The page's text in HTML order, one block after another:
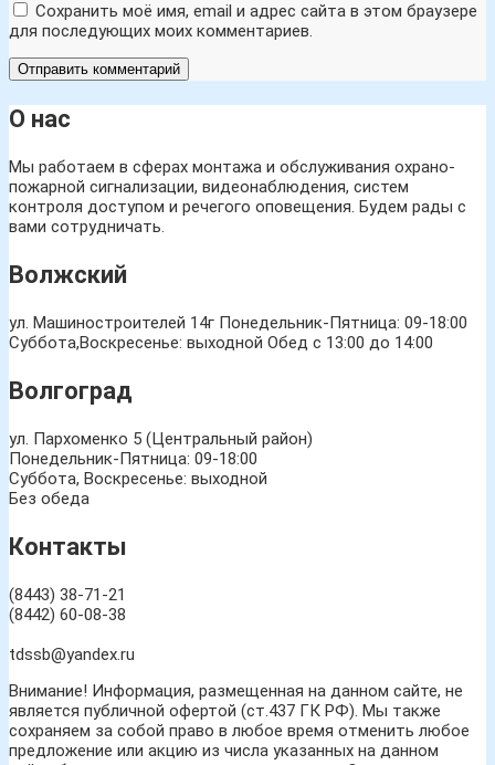
Сохранить моё имя, email и адрес сайта в этом браузере
для последующих моих комментариев.
О нас
Мы работаем в сферах монтажа и обслуживания охрано-
пожарной сигнализации, видеонаблюдения, систем
контроля доступом и речегого оповещения. Будем рады с
вами сотрудничать.
Волжский
ул. Машиностроителей 14г Понедельник-Пятница: 09-18:00
Суббота,Воскресенье: выходной Обед с 13:00 до 14:00
Волгоград
ул. Пархоменко 5 (Центральный район)
Понедельник-Пятница: 09-18:00
Суббота, Воскресенье: выходной
Без обеда
Контакты
(8443) 38-71-21
(8442) 60-08-38
tdssb@yandex.ru
Внимание! Информация, размещенная на данном сайте, не
является публичной офертой (ст.437 ГК РФ). Мы также
сохраняем за собой право в любое время отменить любое
предложение или акцию из числа указанных на данном